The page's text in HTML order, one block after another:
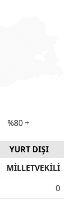
YURT DIŞI
MİLLETVEKİLİ
0